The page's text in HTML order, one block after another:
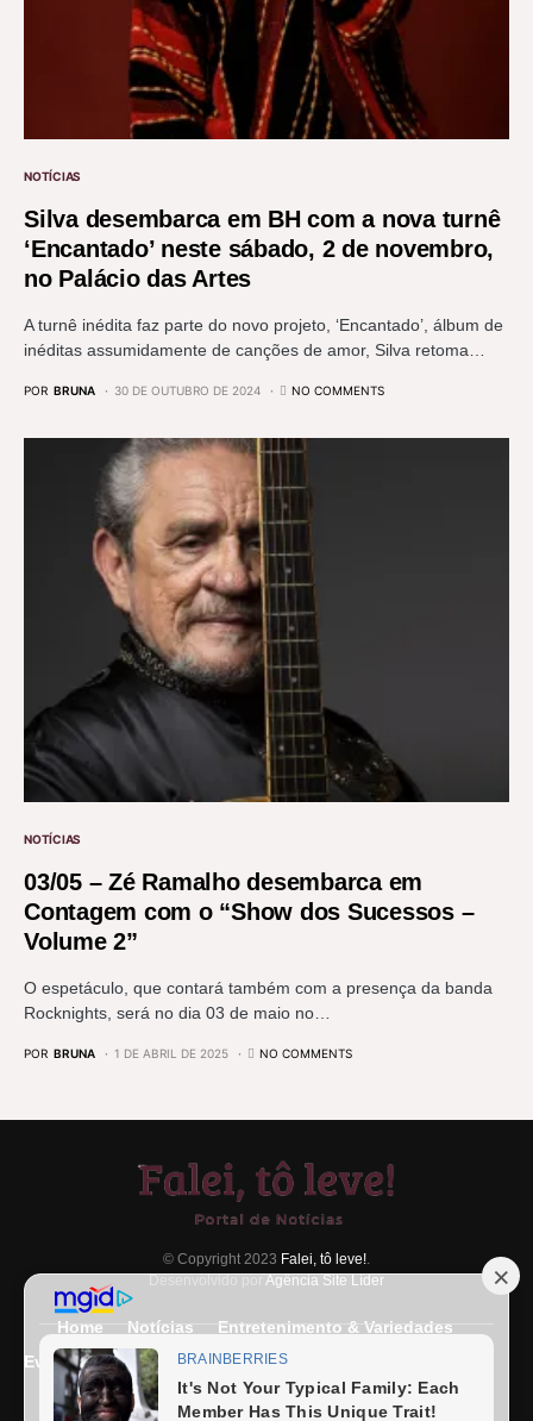
NOTÍCIAS
Silva desembarca em BH com a nova turnê
‘Encantado’ neste sábado, 2 de novembro,
no Palácio das Artes
A turnê inédita faz parte do novo projeto, ‘Encantado’, álbum de
inéditas assumidamente de canções de amor, Silva retoma…
POR BRUNA 30 DE OUTUBRO DE 2024 NO COMMENTS
NOTÍCIAS
03/05 – Zé Ramalho desembarca em
Contagem com o “Show dos Sucessos –
Volume 2”
O espetáculo, que contará também com a presença da banda
Rocknights, será no dia 03 de maio no…
POR BRUNA 1 DE ABRIL DE 2025 NO COMMENTS
© Copyright 2023 Falei, tô leve!
Desenvolvido porAgência Site Líder
Home Notícias
Entretenimento & Variedades
Eventos
Entrevista Últimas Notícias
Expediente
Fale Conosco Termos e condições